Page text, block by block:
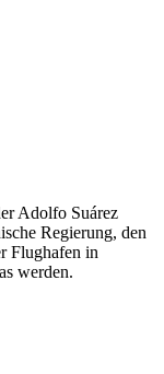
Adolfo Suárez
Regierung, den
Flughafen in
werden.